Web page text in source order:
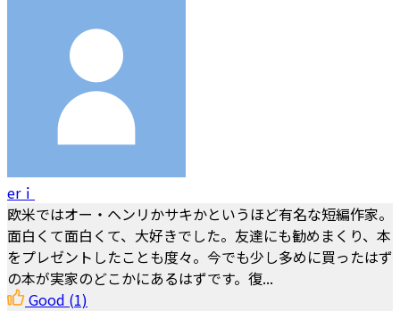
erｉ
欧米ではオー・ヘンリかサキかというほど有名な短編作家。
面白くて面白くて、大好きでした。友達にも勧めまくり、本
をプレゼントしたことも度々。今でも少し多めに買ったはず
の本が実家のどこかにあるはずです。復...
Good (1)